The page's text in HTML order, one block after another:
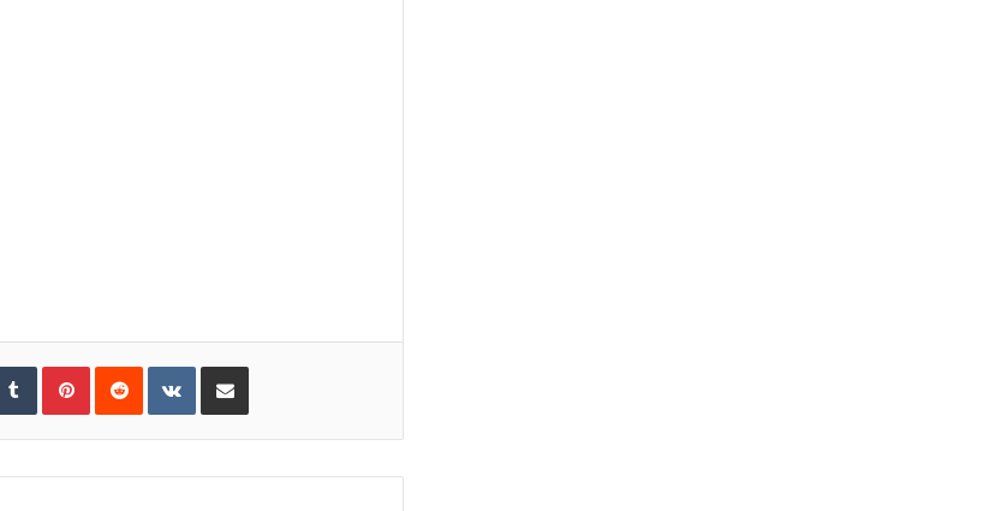
TumblrPinterestReddit VKontakteE-Posta ile paylaş